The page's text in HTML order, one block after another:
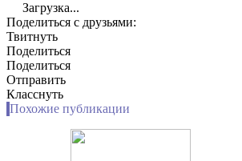
Загрузка...
Поделиться с друзьями:
Твитнуть
Поделиться
Поделиться
Отправить
Класснуть
Похожие публикации